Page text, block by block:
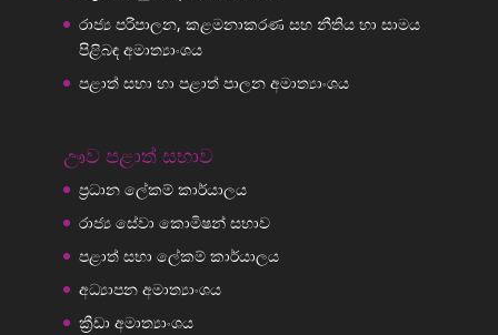
රාජ්‍ය පරිපාලන, කළමනාකරණ සහ නීතිය හා සාමය
පිළිබඳ අමාත්‍යාංශය
පළාත් සභා හා පළාත් පාලන අමාත්‍යාංශය
ඌව පළාත් සභාව
ප්‍රධාන ලේකම් කාර්යාලය
රාජ්‍ය සේවා කොමිෂන් සභාව
පළාත් සභා ලේකම් කාර්යාලය
අධ්‍යාපන අමාත්‍යාංශය
ක්‍රීඩා අමාත්‍යාංශය